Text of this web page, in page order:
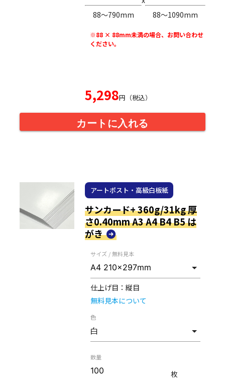
88〜790mm
88〜1090mm
※88 × 88mm未満の場合、お問い合わせ
ください。
5,298円（税込）
カートに入れる
アートポスト・高級白板紙
サンカード+ 360g/31kg 厚
さ0.40mm A3 A4 B4 B5 は
がき
サイズ / 無料見本
仕上げ目： 縦目
無料見本について
色
数量
枚